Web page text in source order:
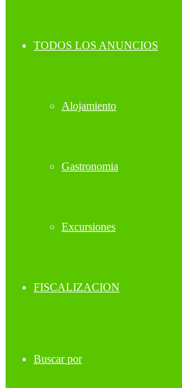
TODOS LOS ANUNCIOS
Alojamiento
Gastronomia
Excursiones
FISCALIZACION
Buscar por